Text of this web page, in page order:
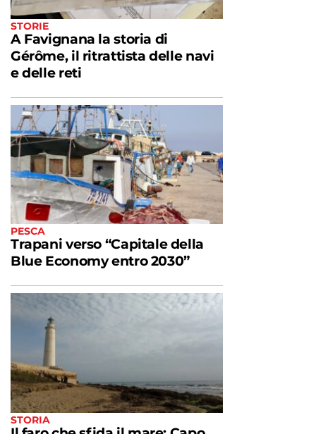
STORIE
A Favignana la storia di
Gérôme, il ritrattista delle navi
e delle reti
PESCA
Trapani verso “Capitale della
Blue Economy entro 2030”
STORIA